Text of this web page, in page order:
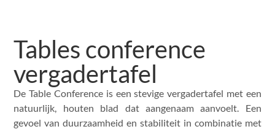
Tables conference
vergadertafel
De Table Conference is een stevige vergadertafel met een
natuurlijk, houten blad dat aangenaam aanvoelt. Een
gevoel van duurzaamheid en stabiliteit in combinatie met